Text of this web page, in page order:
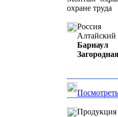
охране труда
Россия
Алтайский
Барнаул
Продукция